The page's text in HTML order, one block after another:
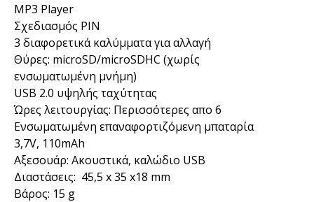
MP3 Player
Σχεδιασμός PIN
3 διαφορετικά καλύμματα για αλλαγή
Θύρες: microSD/microSDHC (χωρίς
ενσωματωμένη μνήμη)
USB 2.0 υψηλής ταχύτητας
Ώρες λειτουργίας: Περισσότερες απο 6
Ενσωματωμένη επαναφορτιζόμενη μπαταρία
3,7V, 110mAh
Αξεσουάρ: Ακουστικά, καλώδιο USB
Διαστάσεις: 45,5 x 35 x18 mm
Βάρος: 15 g